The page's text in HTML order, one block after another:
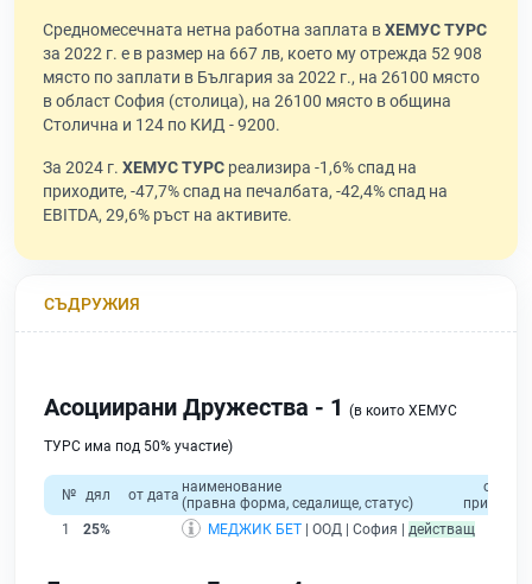
Средномесечната нетна работна заплата вХЕМУС ТУРС
за 2022 г. е в размер на 667 лв, което му отрежда 52 908
място по заплати в България за 2022 г., на 26100 място
в област София (столица), на 26100 място в община
Столична и 124 по КИД - 9200.
За 2024 г. ХЕМУС ТУРС реализира -1,6% спад на
приходите, -47,7% спад на печалбата, -42,4% спад на
EBITDA, 29,6% ръст на активите.
СЪДРУЖИЯ
Асоциирани Дружества - 1 (в които ХЕМУС
ТУРС има под 50% участие)
№ дял от дата наименование
(правна форма, седалище, статус)
общо
приходи
1 25% МЕДЖИК БЕТ | ООД | София | действащ